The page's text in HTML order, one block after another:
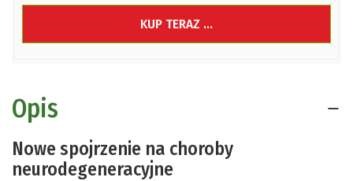
KUP TERAZ ...
Opis
Nowe spojrzenie na choroby
neurodegeneracyjne